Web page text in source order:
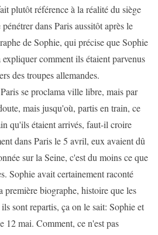
plutôt référence à la réalité du siège
dans Paris aussitôt après le
de Sophie, qui précise que Sophie
comment ils étaient parvenus
des troupes allemandes.
se proclama ville libre, mais par
mais jusqu'où, partis en train, ce
qu'ils étaient arrivés, faut-il croire
dans Paris le 5 avril, eux avaient dû
sur la Seine, c'est du moins ce que
Sophie avait certainement raconté
première biographe, histoire que les
sont repartis, ça on le sait: Sophie et
mai. Comment, ce n'est pas